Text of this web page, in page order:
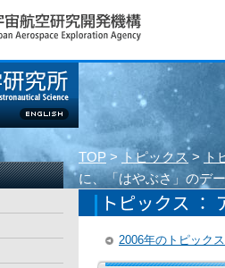
TOP > トピックス > ト
に、「はやぶさ」のデ
2006年のトピック